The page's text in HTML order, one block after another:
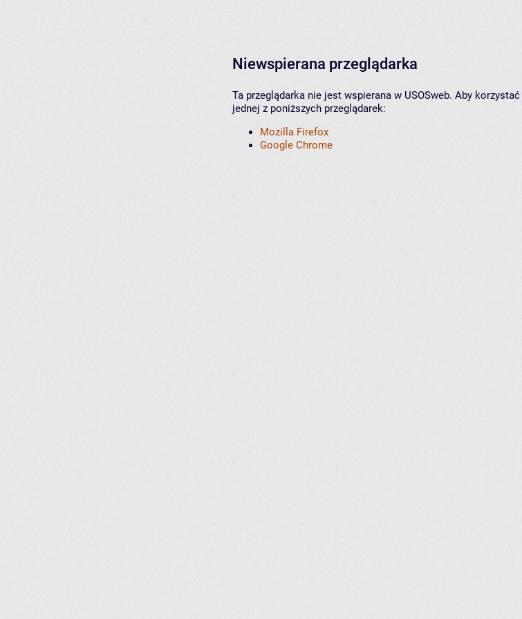
Niewspierana przeglądarka
Ta przeglądarka nie jest wspierana w USOSweb. Aby
jednej z poniższych przeglądarek:
Mozilla Firefox
Google Chrome